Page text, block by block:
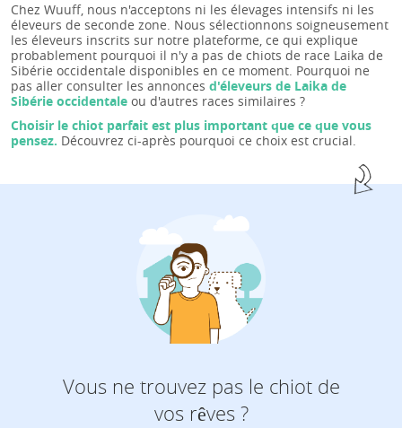
Chez Wuuff, nous n'acceptons ni les élevages intensifs ni les
éleveurs de seconde zone. Nous sélectionnons soigneusement
les éleveurs inscrits sur notre plateforme, ce qui explique
probablement pourquoi il n'y a pas de chiots de race Laika de
Sibérie occidentale disponibles en ce moment. Pourquoi ne
pas aller consulter les annonces d'éleveurs de Laika de
Sibérie occidentale ou d'autres races similaires ?
Choisir le chiot parfait est plus important que ce que vous
pensez. Découvrez ci-après pourquoi ce choix est crucial.
Vous ne trouvez pas le chiot de
vos rêves ?